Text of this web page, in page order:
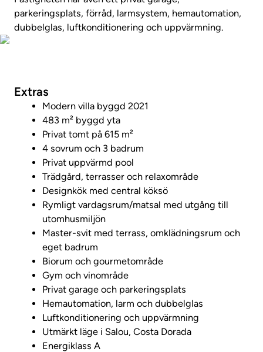
parkeringsplats, förråd, larmsystem, hemautomation,
dubbelglas, luftkonditionering och uppvärmning.
Extras
Modern villa byggd 2021
483 m² byggd yta
Privat tomt på 615 m²
4 sovrum och 3 badrum
Privat uppvärmd pool
Trädgård, terrasser och relaxområde
Designkök med central köksö
Rymligt vardagsrum/matsal med utgång till
utomhusmiljön
Master-svit med terrass, omklädningsrum och
eget badrum
Biorum och gourmetområde
Gym och vinområde
Privat garage och parkeringsplats
Hemautomation, larm och dubbelglas
Luftkonditionering och uppvärmning
Utmärkt läge i Salou, Costa Dorada
Energiklass A